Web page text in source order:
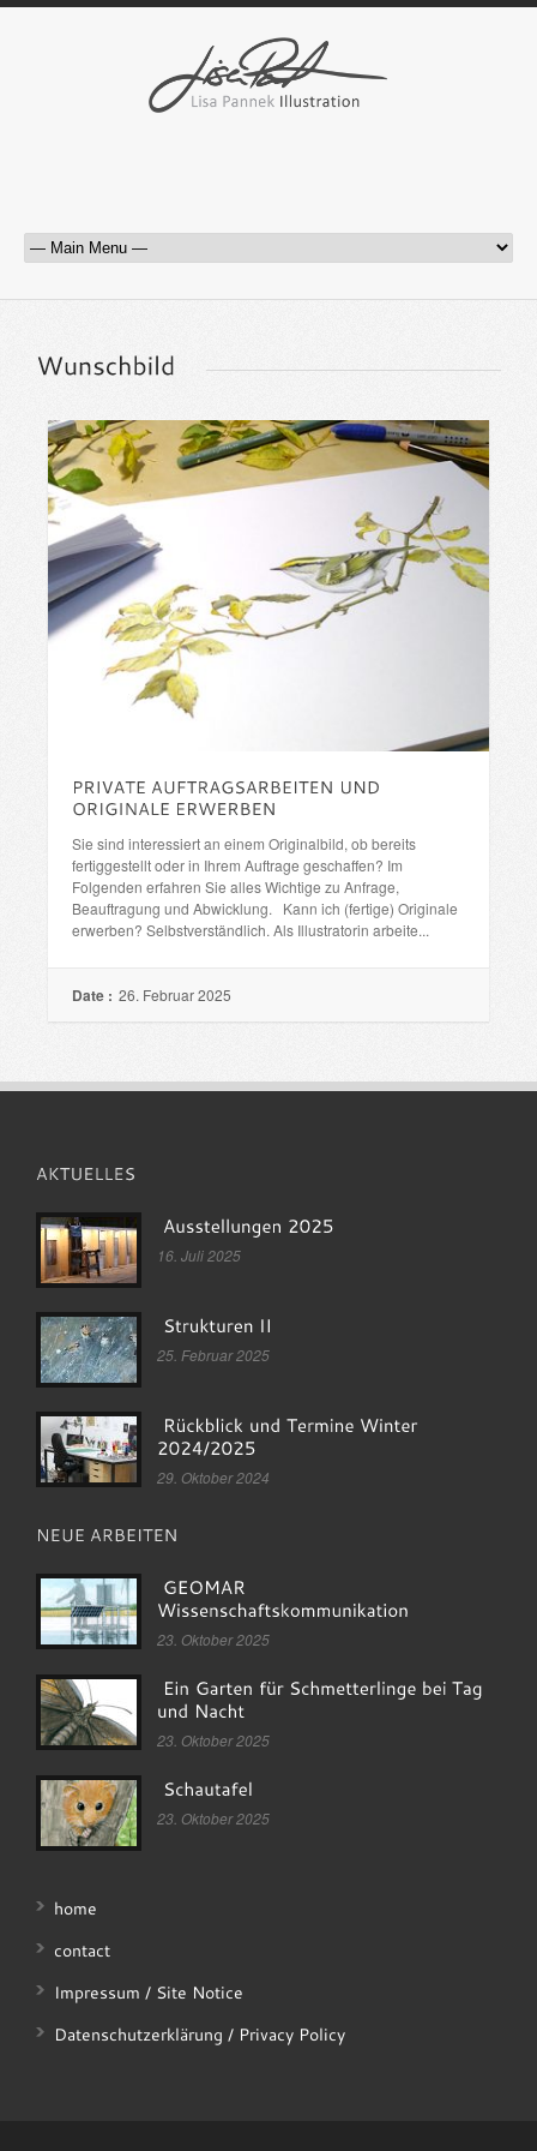
Sie sind interessiert an einem Originalbild, ob bereits
fertiggestellt oder in Ihrem Auftrage geschaffen? Im
Folgenden erfahren Sie alles Wichtige zu Anfrage,
Beauftragung und Abwicklung. Kann ich (fertige) Originale
erwerben? Selbstverständlich. Als Illustratorin arbeite...
Date : 26. Februar 2025
16. Juli 2025
25. Februar 2025
29. Oktober 2024
23. Oktober 2025
23. Oktober 2025
23. Oktober 2025
home
contact
Impressum / Site Notice
Datenschutzerklärung / Privacy Policy